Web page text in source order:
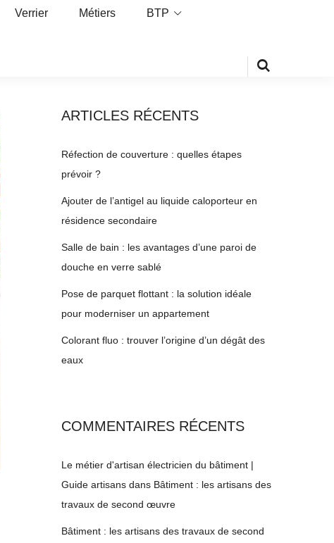
Verrier Métiers BTP
ARTICLES RÉCENTS
Réfection de couverture : quelles étapes
prévoir ?
Ajouter de l’antigel au liquide caloporteur en
résidence secondaire
Salle de bain : les avantages d’une paroi de
douche en verre sablé
Pose de parquet flottant : la solution idéale
pour moderniser un appartement
Colorant fluo : trouver l’origine d’un dégât des
eaux
COMMENTAIRES RÉCENTS
Le métier d'artisan électricien du bâtiment |
Guide artisans dans Bâtiment : les artisans des
travaux de second œuvre
Bâtiment : les artisans des travaux de second